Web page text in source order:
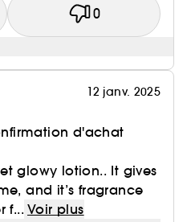
0
12 janv. 2025
d'achat
glowy lotion.. It gives
and it’s fragrance
f... Voir plus